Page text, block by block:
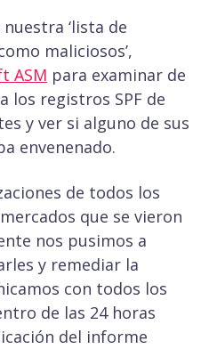
‘lista de
maliciosos’,
ASM para examinar de
los registros SPF de
y ver si alguno de sus
envenenado.
de todos los
que se vieron
nos pusimos a
y remediar la
con todos los
de las 24 horas
del informe